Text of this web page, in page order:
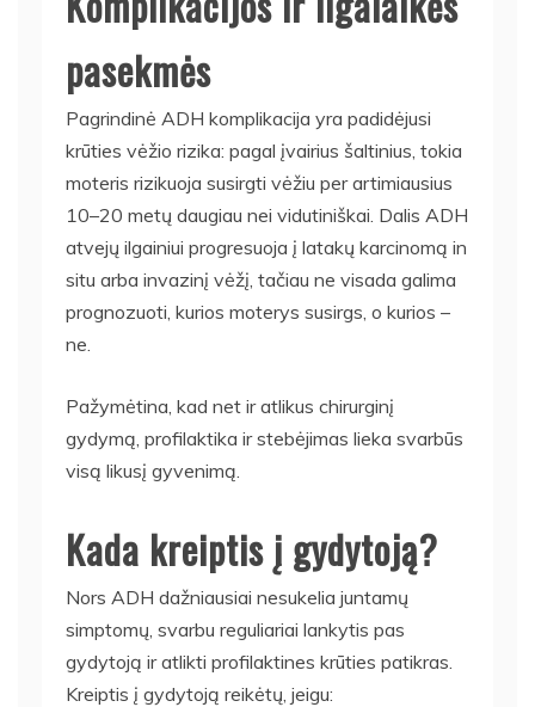
pasekmės
Pagrindinė ADH komplikacija yra padidėjusi
krūties vėžio rizika: pagal įvairius šaltinius, tokia
moteris rizikuoja susirgti vėžiu per artimiausius
10–20 metų daugiau nei vidutiniškai. Dalis ADH
atvejų ilgainiui progresuoja į latakų karcinomą in
situ arba invazinį vėžį, tačiau ne visada galima
prognozuoti, kurios moterys susirgs, o kurios –
ne.
Pažymėtina, kad net ir atlikus chirurginį
gydymą, profilaktika ir stebėjimas lieka svarbūs
visą likusį gyvenimą.
Kada kreiptis į gydytoją?
Nors ADH dažniausiai nesukelia juntamų
simptomų, svarbu reguliariai lankytis pas
gydytoją ir atlikti profilaktines krūties patikras.
Kreiptis į gydytoją reikėtų, jeigu: